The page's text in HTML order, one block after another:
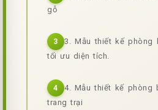
gỗ
3
3. Mẫu thiết kế phòng
tối ưu diện tích.
4
4. Mẫu thiết kế phòng
trang trại